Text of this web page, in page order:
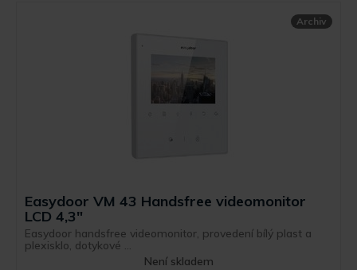
Archiv
Easydoor VM 43 Handsfree videomonitor
LCD 4,3"
Easydoor handsfree videomonitor, provedení bílý plast a
plexisklo, dotykové ...
Není skladem